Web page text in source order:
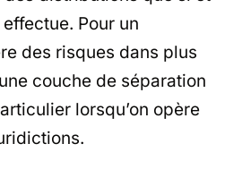
Pour un
des risques dans plus
couche de séparation
lorsqu’on opère